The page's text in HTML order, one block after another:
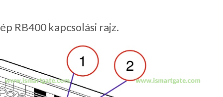
RB400 kapcsolási rajz.